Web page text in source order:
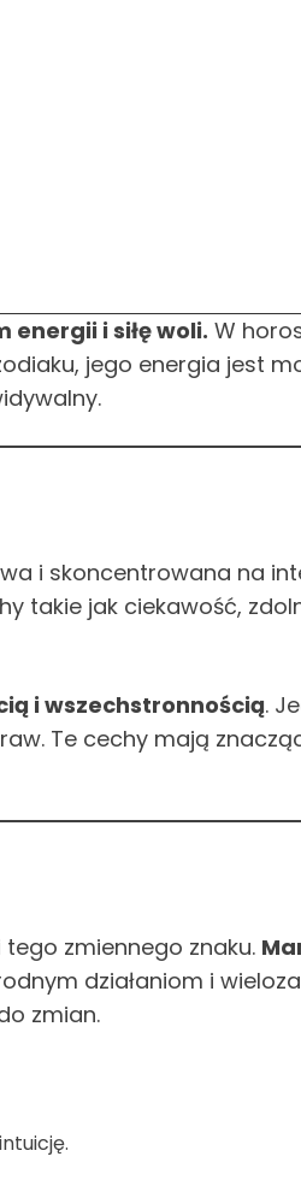
energii i siłę woli. W
jego energia jest
i skoncentrowana na
takie jak ciekawość,
i wszechstronnością.
Te cechy mają
zmiennego znaku.
działaniom i
zmian.